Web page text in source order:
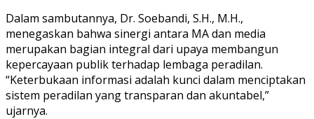
Dalam sambutannya, Dr. Soebandi, S.H., M.H.,
menegaskan bahwa sinergi antara MA dan media
merupakan bagian integral dari upaya membangun
kepercayaan publik terhadap lembaga peradilan.
“Keterbukaan informasi adalah kunci dalam menciptakan
sistem peradilan yang transparan dan akuntabel,”
ujarnya.